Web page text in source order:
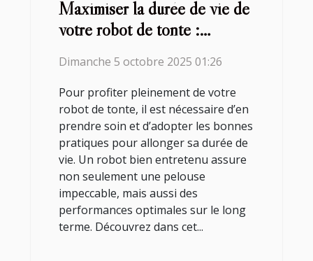
Maximiser la durée de vie de
votre robot de tonte :
Dimanche 5 octobre 2025 01:26
Pour profiter pleinement de votre
robot de tonte, il est nécessaire d’en
prendre soin et d’adopter les bonnes
pratiques pour allonger sa durée de
vie. Un robot bien entretenu assure
non seulement une pelouse
impeccable, mais aussi des
performances optimales sur le long
terme. Découvrez dans cet...